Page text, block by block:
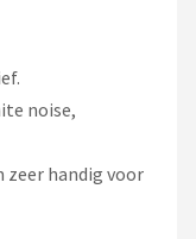
noise,
zeer handig voor